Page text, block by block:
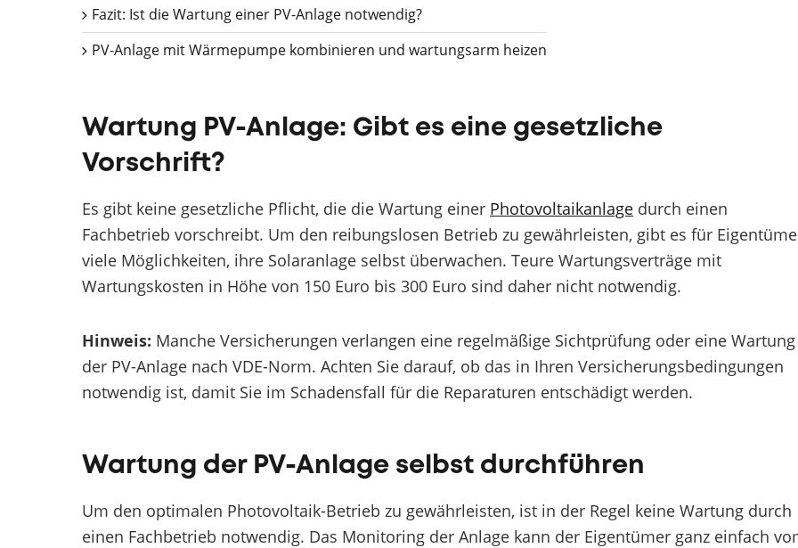
Fazit: Ist die Wartung einer PV-Anlage notwendig?
PV-Anlage mit Wärmepumpe kombinieren und wartungsarm heizen
Wartung PV-Anlage: Gibt es eine gesetzliche
Vorschrift?
Es gibt keine gesetzliche Pflicht, die die Wartung einer Photovoltaikanlage durch einen
Fachbetrieb vorschreibt. Um den reibungslosen Betrieb zu gewährleisten, gibt es für
viele Möglichkeiten, ihre Solaranlage selbst überwachen. Teure Wartungsverträge mit
Wartungskosten in Höhe von 150 Euro bis 300 Euro sind daher nicht notwendig.
Hinweis: Manche Versicherungen verlangen eine regelmäßige Sichtprüfung oder eine Wartung
der PV-Anlage nach VDE-Norm. Achten Sie darauf, ob das in Ihren Versicherungsbedingungen
notwendig ist, damit Sie im Schadensfall für die Reparaturen entschädigt werden.
Wartung der PV-Anlage selbst durchführen
Um den optimalen Photovoltaik-Betrieb zu gewährleisten, ist in der Regel keine Wartung durch
einen Fachbetrieb notwendig. Das Monitoring der Anlage kann der Eigentümer ganz einfach